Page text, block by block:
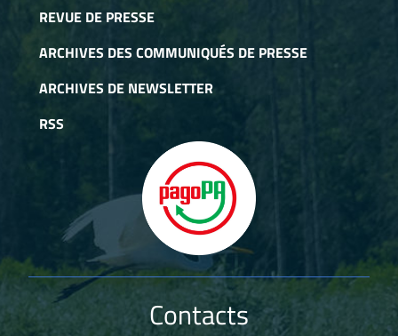
REVUE DE PRESSE
ARCHIVES DES COMMUNIQUÉS DE PRESSE
ARCHIVES DE NEWSLETTER
RSS
Contacts